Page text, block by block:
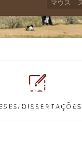
マウス
DISSERTAÇÕES
Mapas e
topográficas